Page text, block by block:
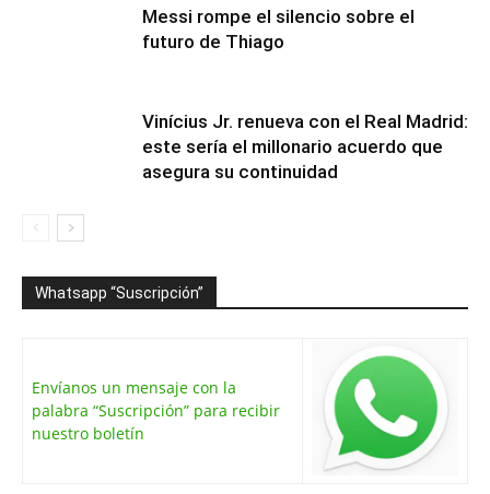
Messi rompe el silencio sobre el
futuro de Thiago
Vinícius Jr. renueva con el Real Madrid:
este sería el millonario acuerdo que
asegura su continuidad
Whatsapp “Suscripción”
Envíanos un mensaje con la
palabra “Suscripción” para recibir
nuestro boletín